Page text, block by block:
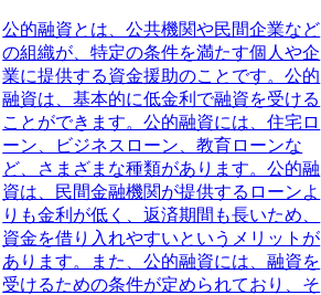
公的融資とは、公共機関や民間企業など
の組織が、特定の条件を満たす個人や企
業に提供する資金援助のことです。公的
融資は、基本的に低金利で融資を受ける
ことができます。公的融資には、住宅ロ
ーン、ビジネスローン、教育ローンな
ど、さまざまな種類があります。公的融
資は、民間金融機関が提供するローンよ
りも金利が低く、返済期間も長いため、
資金を借り入れやすいというメリットが
あります。また、公的融資には、融資を
受けるための条件が定められており、そ